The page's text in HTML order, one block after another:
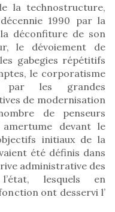
la technostructure,
1990 par la
déconfiture de son
le dévoiement de
gabegies répétitifs
le corporatisme
par les grandes
de modernisation
de penseurs
devant le
initiaux de la
été définis dans
administrative des
lesquels en
ont desservi l’